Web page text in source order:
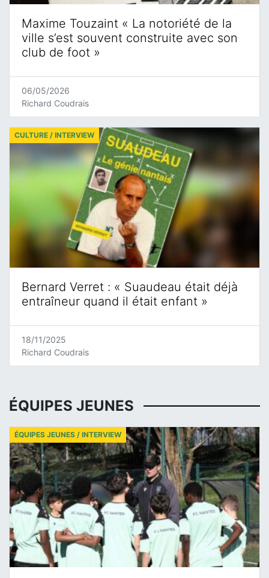
Maxime Touzaint « La notoriété de la
ville s’est souvent construite avec son
club de foot »
06/05/2026
Richard Coudrais
Bernard Verret : « Suaudeau était déjà
entraîneur quand il était enfant »
CULTURE / INTERVIEW
18/11/2025
Richard Coudrais
ÉQUIPES JEUNES
ÉQUIPES JEUNES / INTERVIEW